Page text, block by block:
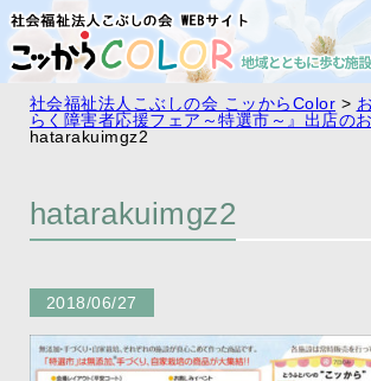
社会福祉法人こぶしの会 こッからColor >
らく障害者応援フェア～特選市～』出店の
hatarakuimgz2
hatarakuimgz2
2018/06/27